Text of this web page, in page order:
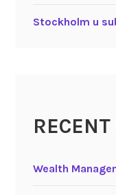
Stockholm u
Wealth